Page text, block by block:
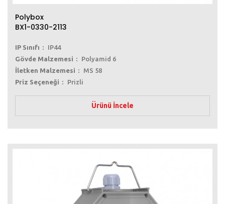
Polybox
BX1-0330-2113
IP Sınıfı
IP44
Gövde Malzemesi
Polyamid 6
İletken Malzemesi
MS 58
Priz Seçeneği
Prizli
Ürünü İncele